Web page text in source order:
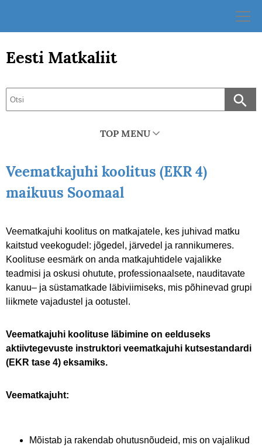
Eesti Matkaliit
TOP MENU
Veematkajuhi koolitus (EKR 4)
maikuus Soomaal
Veematkajuhi koolitus on matkajatele, kes juhivad matku
kaitstud veekogudel: jõgedel, järvedel ja rannikumeres.
Koolituse eesmärk on anda matkajuhtidele vajalikke
teadmisi ja oskusi ohutute, professionaalsete, nauditavate
kanuu– ja süstamatkade läbiviimiseks, mis põhinevad grupi
liikmete vajadustel ja ootustel.
Veematkajuhi koolituse läbimine on eelduseks
aktiivtegevuste instruktori veematkajuhi kutsestandardi
(EKR tase 4) eksamiks.
Veematkajuht:
Mõistab ja rakendab ohutusnõudeid, mis on vajalikud